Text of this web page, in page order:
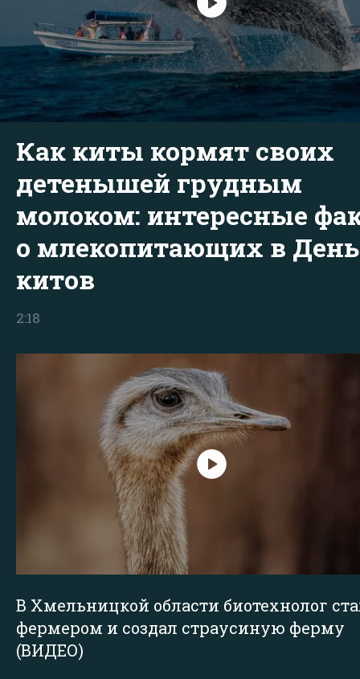
Как киты кормят своих
детенышей грудным
молоком: интересные
о млекопитающих в День
китов
2:18
В Хмельницкой области биотехнолог
фермером и создал страусиную ферму
(ВИДЕО)